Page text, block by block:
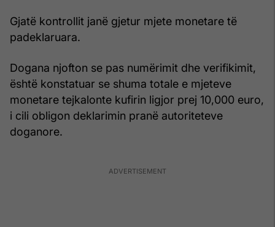
Gjatë kontrollit janë gjetur mjete monetare të
padeklaruara.
Dogana njofton se pas numërimit dhe verifikimit,
është konstatuar se shuma totale e mjeteve
monetare tejkalonte kufirin ligjor prej 10,000 euro,
i cili obligon deklarimin pranë autoriteteve
doganore.